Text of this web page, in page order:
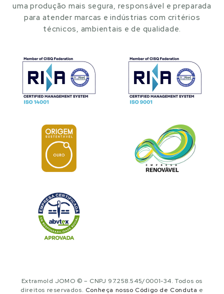
uma produção mais segura, responsável e preparada
para atender marcas e indústrias com critérios
técnicos, ambientais e de qualidade.
Extramold JOMO © – CNPJ 97.258.545/0001-34. Todos os
direitos reservados. Conheça nosso Código de Conduta e